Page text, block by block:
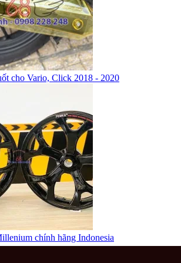
cho Vario, Click 2018 - 2020
chính hãng Indonesia